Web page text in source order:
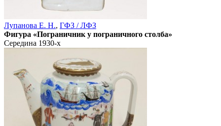
Лупанова Е. Н., ГФЗ / ЛФЗ
Фигура «Пограничник у пограничного столба»
Середина 1930-х